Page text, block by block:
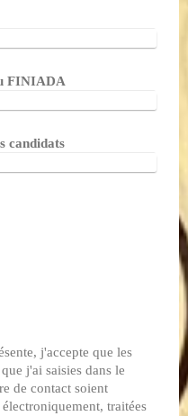
FINIADA
candidats
j'accepte que les
j'ai saisies dans le
de contact soient
électroniquement, traitées